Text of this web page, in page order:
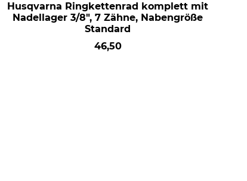
Husqvarna Ringkettenrad komplett mit
Nadellager 3/8", 7 Zähne, Nabengröße
Standard
46,50